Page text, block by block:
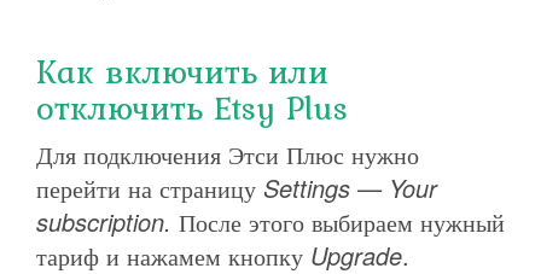
Как включить или
отключить Etsy Plus
Для подключения Этси Плюс нужно
перейти на страницу Settings — Your
subscription. После этого выбираем нужный
тариф и нажамем кнопку Upgrade.